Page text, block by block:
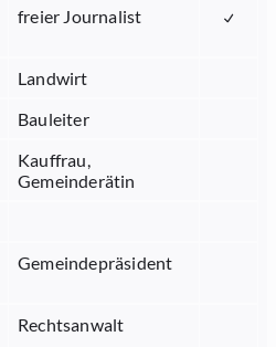
freier Journalist
Landwirt
Bauleiter
Kauffrau,
Gemeinderätin
Gemeindepräsident
Rechtsanwalt